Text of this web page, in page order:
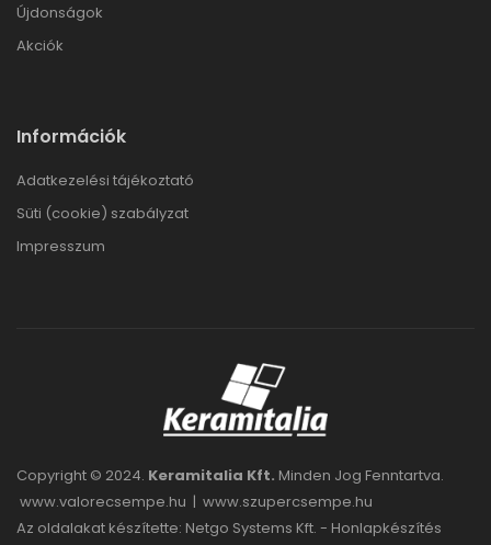
Újdonságok
Akciók
Információk
Adatkezelési tájékoztató
Süti (cookie) szabályzat
Impresszum
Copyright © 2024. Keramitalia Kft. Minden Jog Fenntartva.
www.valorecsempe.hu | www.szupercsempe.hu
Az oldalakat készítette: Netgo Systems Kft. - Honlapkészítés